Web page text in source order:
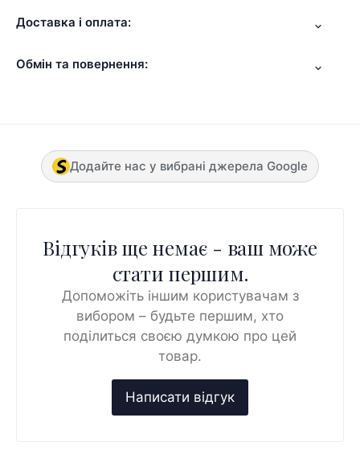
Доставка і оплата:
Обмін та повернення:
Додайте нас у вибрані джерела Google
Відгуків ще немає - ваш може
стати першим.
Допоможіть іншим користувачам з
вибором – будьте першим, хто
поділиться своєю думкою про цей
товар.